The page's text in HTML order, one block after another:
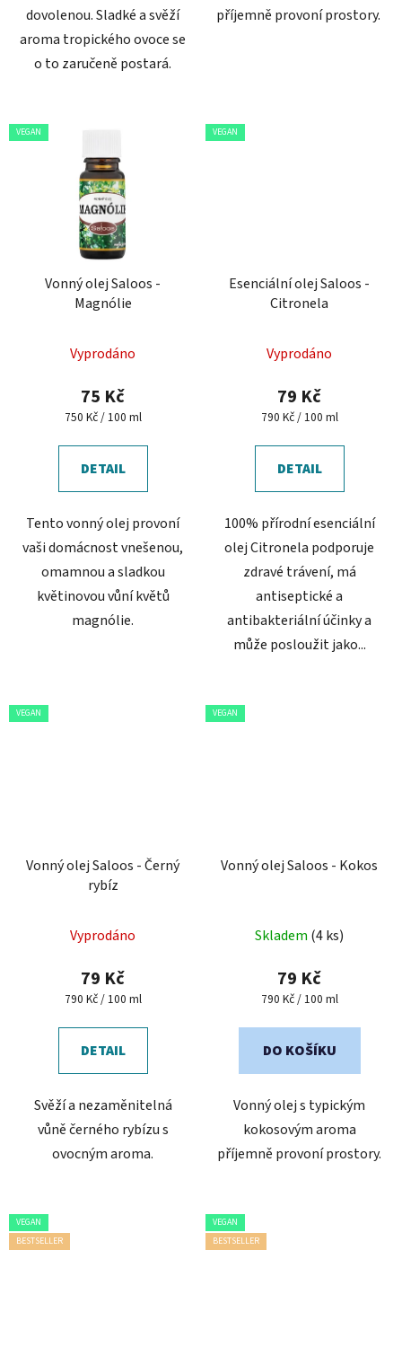
dovolenou. Sladké a svěží
aroma tropického ovoce se
o to zaručeně postará.
příjemně provoní prostory.
VEGAN
Vonný olej Saloos -
Magnólie
hodnocení
produktu
je
z
Vyprodáno
75 Kč
Měrná
750 Kč / 100 ml
DETAIL
Tento vonný olej provoní
vaši domácnost vnešenou,
omamnou a sladkou
květinovou vůní květů
magnólie.
VEGAN
Esenciální olej Saloos -
Citronela
Vyprodáno
79 Kč
Měrná
790 Kč / 100 ml
DETAIL
100% přírodní esenciální
olej Citronela podporuje
zdravé trávení, má
antiseptické a
antibakteriální účinky a
může posloužit jako...
VEGAN
Vonný olej Saloos - Černý
rybíz
Vyprodáno
79 Kč
Měrná
790 Kč / 100 ml
DETAIL
Svěží a nezaměnitelná
vůně černého rybízu s
ovocným aroma.
VEGAN
Vonný olej Saloos - Kokos
Skladem (4 ks)
79 Kč
Měrná
790 Kč / 100 ml
DO KOŠÍKU
Vonný olej s typickým
kokosovým aroma
příjemně provoní prostory.
VEGAN
BESTSELLER
VEGAN
BESTSELLER